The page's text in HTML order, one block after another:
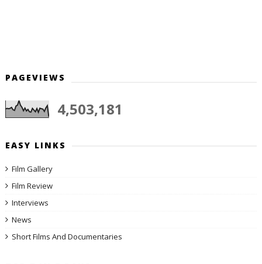
PAGEVIEWS
4,503,181
EASY LINKS
Film Gallery
Film Review
Interviews
News
Short Films And Documentaries